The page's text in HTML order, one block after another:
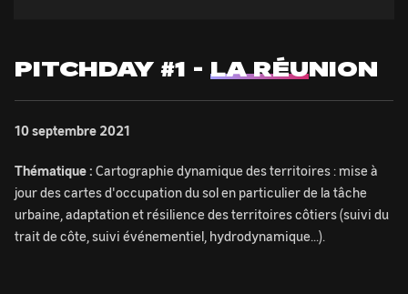
PITCHDAY #1 - LA RÉUNION
10 septembre 2021
Thématique : Cartographie dynamique des territoires : mise à
jour des cartes d'occupation du sol en particulier de la tâche
urbaine, adaptation et résilience des territoires côtiers (suivi du
trait de côte, suivi événementiel, hydrodynamique...).